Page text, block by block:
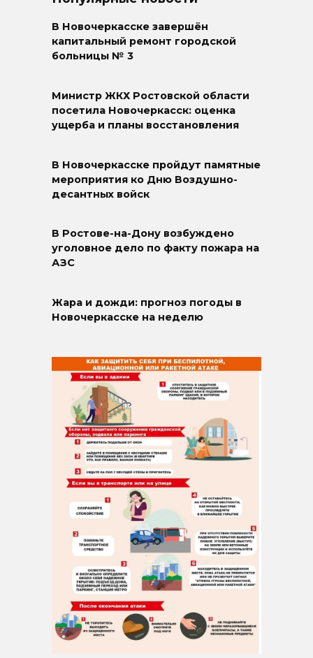
В Новочеркасске завершён
капитальный ремонт городской
больницы № 3
Министр ЖКХ Ростовской области
посетила Новочеркасск: оценка
ущерба и планы восстановления
В Новочеркасске пройдут памятные
мероприятия ко Дню Воздушно-
десантных войск
В Ростове-на-Дону возбуждено
уголовное дело по факту пожара на
АЗС
Жара и дожди: прогноз погоды в
Новочеркасске на неделю